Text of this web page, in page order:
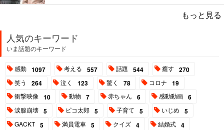
もっと見る
人気のキーワード
いま話題のキーワード
感動 1097 考える 557 話題 544 癒す 270
笑う 264 泣く 123 驚く 78 コロナ 19
衝撃映像 10 動物 7 赤ちゃん 6 感動動画 6
涙腺崩壊 5 ピコ太郎 5 子育て 5 いじめ 5
GACKT 5 満員電車 5 クイズ 4 結婚式 4